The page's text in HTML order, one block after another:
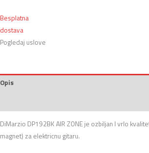
Besplatna
dostava
Pogledaj uslove
Opis
DiMarzio DP192BK AIR ZONE je ozbiljan I vrlo
magnet) za elektricnu gitaru.